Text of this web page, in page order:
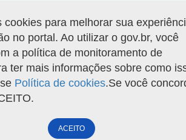
cookies para melhorar sua
no portal. Ao utilizar o gov.br, você
a política de monitoramento de
ter mais informações sobre como
Política de cookies.Se você
ACEITO